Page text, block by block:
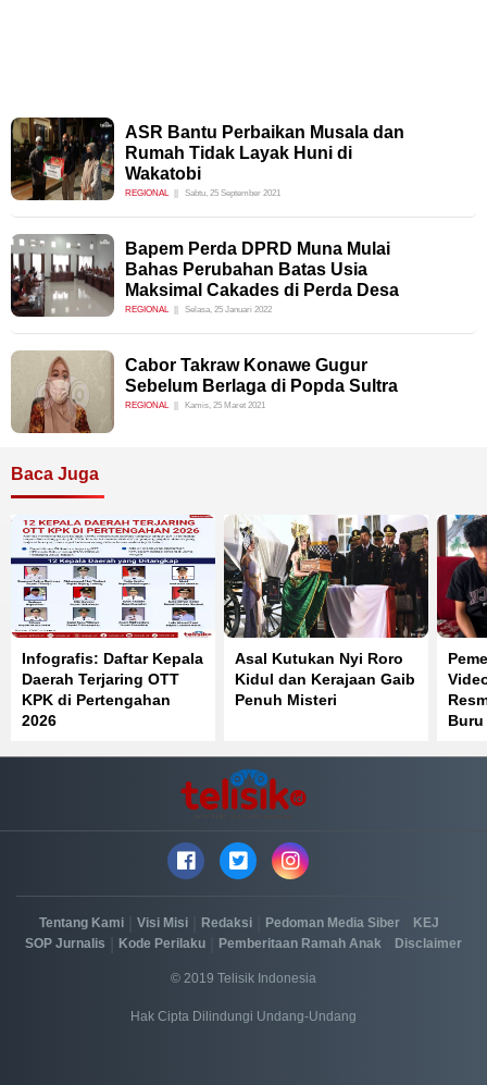
ASR Bantu Perbaikan Musala dan
Rumah Tidak Layak Huni di
Wakatobi
REGIONAL Sabtu, 25 September 2021
Bapem Perda DPRD Muna Mulai
Bahas Perubahan Batas Usia
Maksimal Cakades di Perda Desa
REGIONAL Selasa, 25 Januari 2022
Cabor Takraw Konawe Gugur
Sebelum Berlaga di Popda Sultra
REGIONAL Kamis, 25 Maret 2021
Baca Juga
Infografis: Daftar Kepala
Daerah Terjaring OTT
KPK di Pertengahan
2026
Asal Kutukan Nyi Roro
Kidul dan Kerajaan Gaib
Penuh Misteri
Buru
Tentang Kami Visi Misi Redaksi Pedoman Media Siber KEJ
SOP Jurnalis Kode Perilaku Pemberitaan Ramah Anak Disclaimer
© 2019 Telisik Indonesia
Hak Cipta Dilindungi Undang-Undang